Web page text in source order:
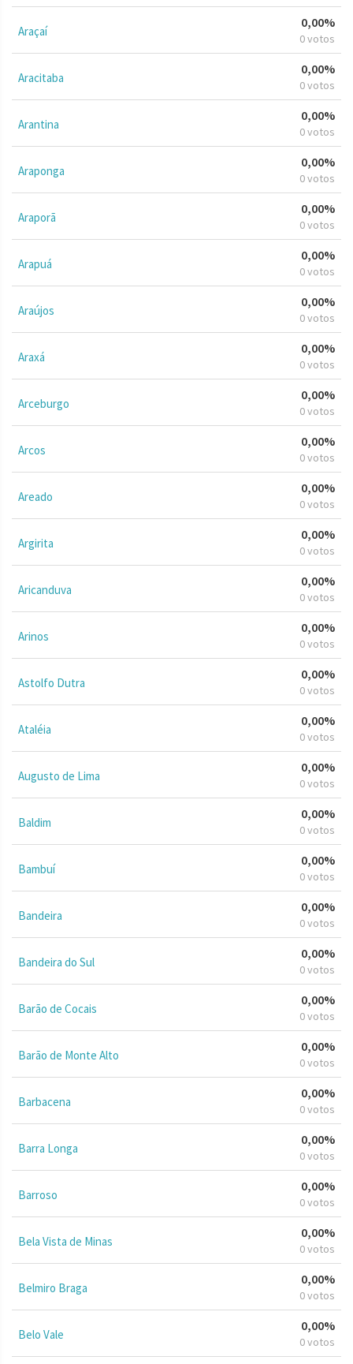
Araçaí
0,00%
0 votos
Aracitaba
0,00%
0 votos
Arantina
0,00%
0 votos
Araponga
0,00%
0 votos
Araporã
0,00%
0 votos
Arapuá
0,00%
0 votos
Araújos
0,00%
0 votos
Araxá
0,00%
0 votos
Arceburgo
0,00%
0 votos
Arcos
0,00%
0 votos
Areado
0,00%
0 votos
Argirita
0,00%
0 votos
Aricanduva
0,00%
0 votos
Arinos
0,00%
0 votos
Astolfo Dutra
0,00%
0 votos
Ataléia
0,00%
0 votos
Augusto de Lima
0,00%
0 votos
Baldim
0,00%
0 votos
Bambuí
0,00%
0 votos
Bandeira
0,00%
0 votos
Bandeira do Sul
0,00%
0 votos
Barão de Cocais
0,00%
0 votos
Barão de Monte Alto
0,00%
0 votos
Barbacena
0,00%
0 votos
Barra Longa
0,00%
0 votos
Barroso
0,00%
0 votos
Bela Vista de Minas
0,00%
0 votos
Belmiro Braga
0,00%
0 votos
Belo Vale
0,00%
0 votos